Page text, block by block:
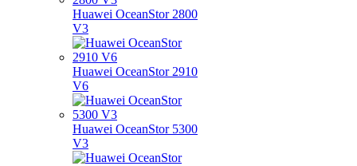
Huawei OceanStor 2800
V3
Huawei OceanStor 2910
V6
Huawei OceanStor 5300
V3